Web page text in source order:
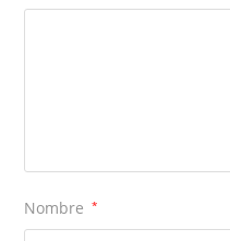
Nombre *